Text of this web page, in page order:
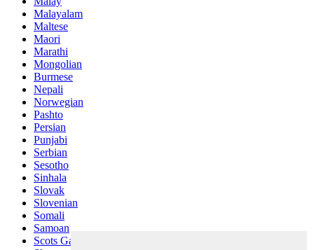
Malayalam
Maltese
Maori
Marathi
Mongolian
Burmese
Nepali
Norwegian
Pashto
Persian
Punjabi
Serbian
Sesotho
Sinhala
Slovak
Slovenian
Somali
Samoan
Scots Gaelic